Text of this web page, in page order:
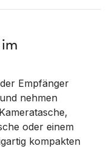
Empfänger
nehmen
oder einem
kompakten